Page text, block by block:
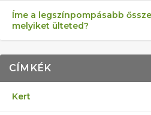
Íme a legszínpompásabb
melyiket ülteted?
CÍMKÉK
Kert